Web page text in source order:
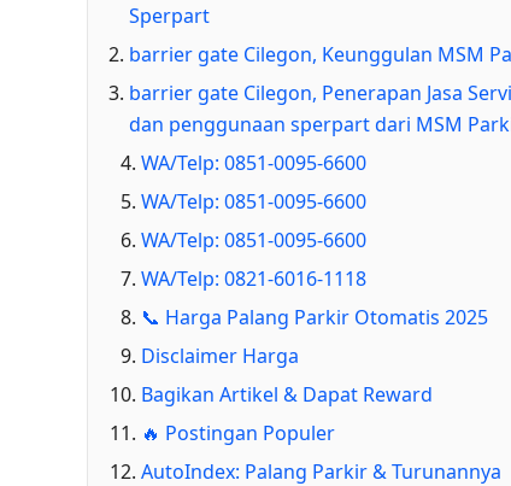
Sperpart
barrier gate Cilegon, Keunggulan MSM
barrier gate Cilegon, Penerapan Jasa
dan penggunaan sperpart dari MSM
WA/Telp: 0851-0095-6600
WA/Telp: 0851-0095-6600
WA/Telp: 0851-0095-6600
WA/Telp: 0821-6016-1118
📞 Harga Palang Parkir Otomatis 2025
Disclaimer Harga
Bagikan Artikel & Dapat Reward
🔥 Postingan Populer
AutoIndex: Palang Parkir & Turunannya